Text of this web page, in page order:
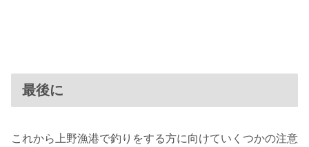
最後に
これから上野漁港で釣りをする方に向けていくつかの注意